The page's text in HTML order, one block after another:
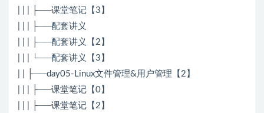
| | | ├──课堂笔记【3】
| | | ├──配套讲义
| | | ├──配套讲义【2】
| | | └──配套讲义【3】
| | ├──day05-Linux文件管理&用户管理【2】
| | | ├──课堂笔记【0】
| | | ├──课堂笔记【2】